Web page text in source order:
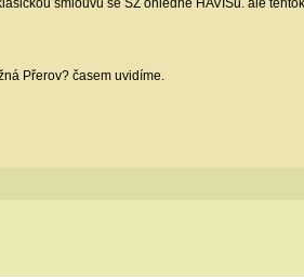
smlouvu se SŽ ohlédně HAVISu. ale
Přerov? časem uvidíme.